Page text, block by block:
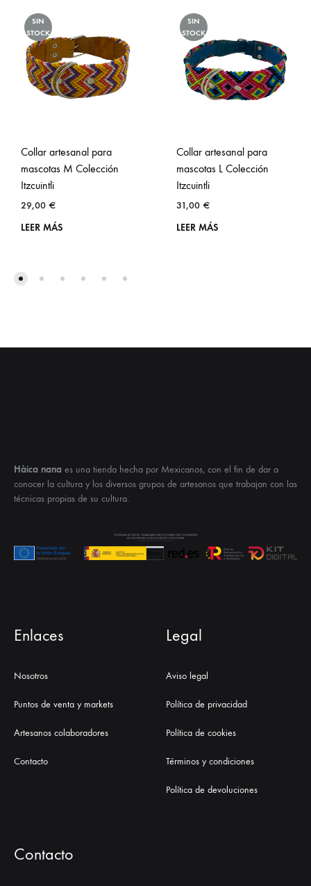
SIN
STOCK
Collar artesanal para
mascotas M Colección
Itzcuintli
29,00 €
LEER MÁS
SIN
STOCK
Collar artesanal para
mascotas L Colección
Itzcuintli
31,00 €
LEER MÁS
Hàica nana es una tienda hecha por Mexicanos, con el fin de dar a
conocer la cultura y los diversos grupos de artesanos que trabajan con las
técnicas propias de su cultura.
Enlaces
Nosotros
Puntos de venta y markets
Artesanos colaboradores
Contacto
Legal
Aviso legal
Política de privacidad
Política de cookies
Términos y condiciones
Política de devoluciones
Contacto